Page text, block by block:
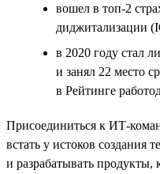
вошел в топ-2
диджитализации
в 2020 году стал
и занял 22 место
в Рейтинге
Присоединиться к ИТ-
встать у истоков создания
и разрабатывать